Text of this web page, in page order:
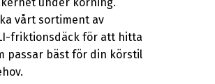
vårt sortiment av
friktionsdäck för att hitta
passar bäst för din körstil